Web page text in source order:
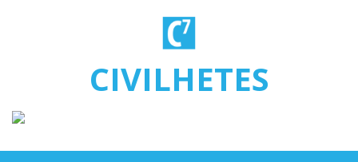
CIVILHETES